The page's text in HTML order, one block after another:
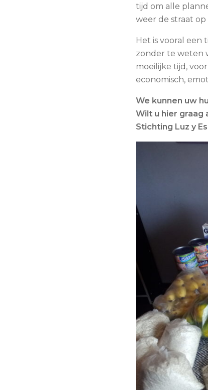
tijd om alle
weer de straat
Het is vooral een
zonder te weten
moeilijke tijd,
economisch,
We kunnen uw
Wilt u hier graag
Stichting Luz y